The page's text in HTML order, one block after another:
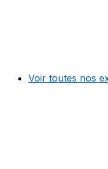
Voir toutes nos